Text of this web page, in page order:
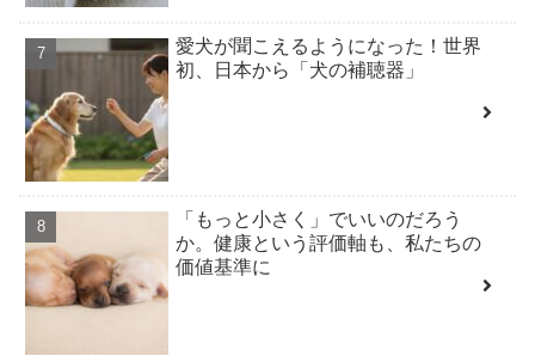
愛犬が聞こえるようになった！世界
初、日本から「犬の補聴器」
「もっと小さく」でいいのだろう
か。健康という評価軸も、私たちの
価値基準に